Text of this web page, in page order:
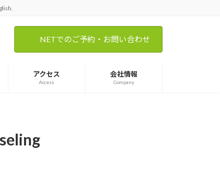
NETでのご予約・お問い合わせ
アクセス
Access
会社情報
Company